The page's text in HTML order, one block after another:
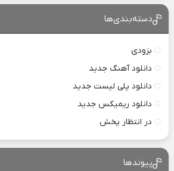
دسته‌بندی‌ها
بزودی
دانلود آهنگ جدید
دانلود پلی لیست جدید
دانلود ریمیکس جدید
در انتظار پخش
پیوندها